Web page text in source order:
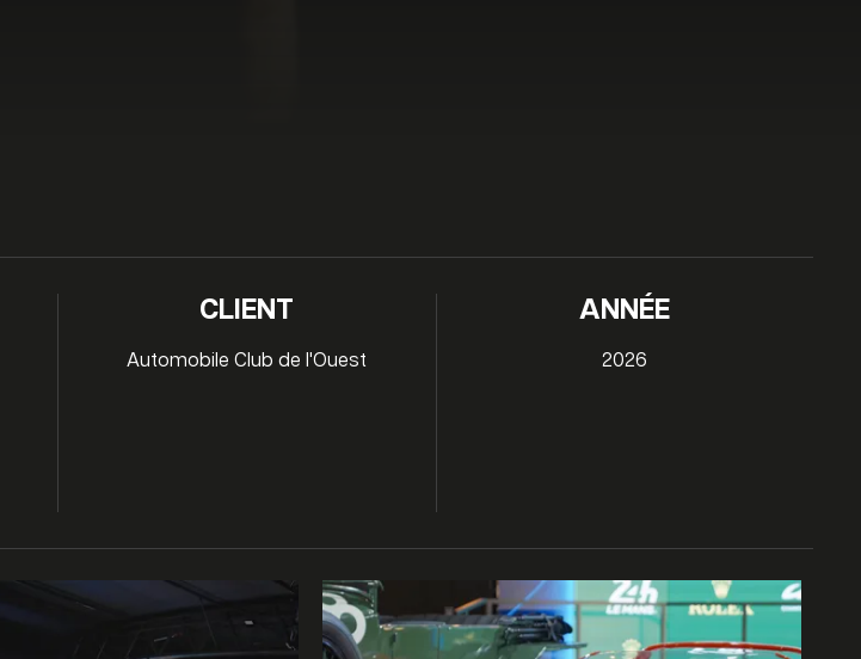
CLIENT
Automobile Club de l'Ouest
ANNÉE
2026